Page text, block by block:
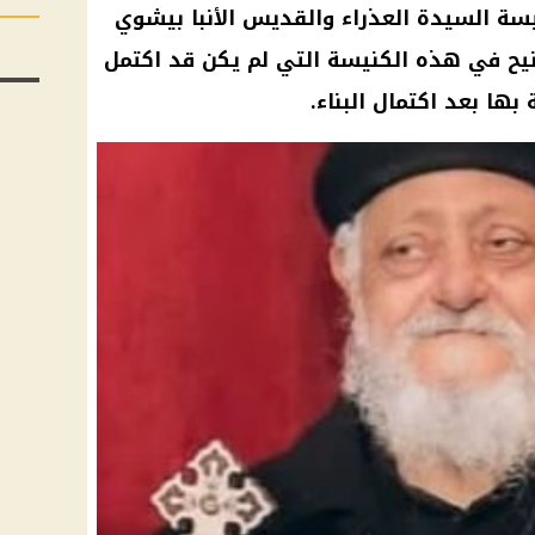
في كنيسة السيدة العذراء والقديس الأنبا بيشوي
في هذه الكنيسة التي لم يكن قد اكتمل
بعد اكتمال البناء.